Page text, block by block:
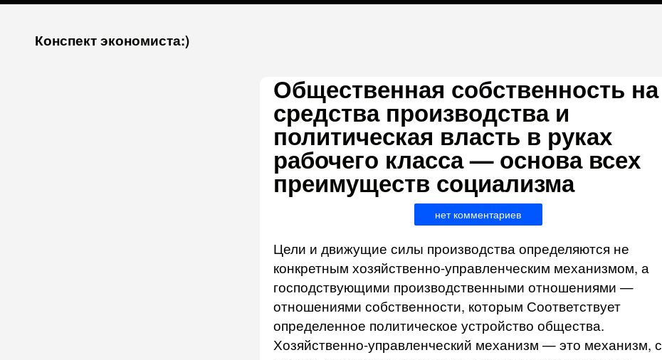
Конспект экономиста:)
Общественная собственность на
средства производства и
политическая власть в руках
рабочего класса — основа всех
преимуществ социализма
нет комментариев
Цели и движущие силы производства определяются не
конкретным хозяйственно-управленческим механизмом, а
господствующими производственными отношениями —
отношениями собственности, которым Соответствует
определенное политическое устройство общества.
Хозяйственно-управленческий механизм — это механизм, с